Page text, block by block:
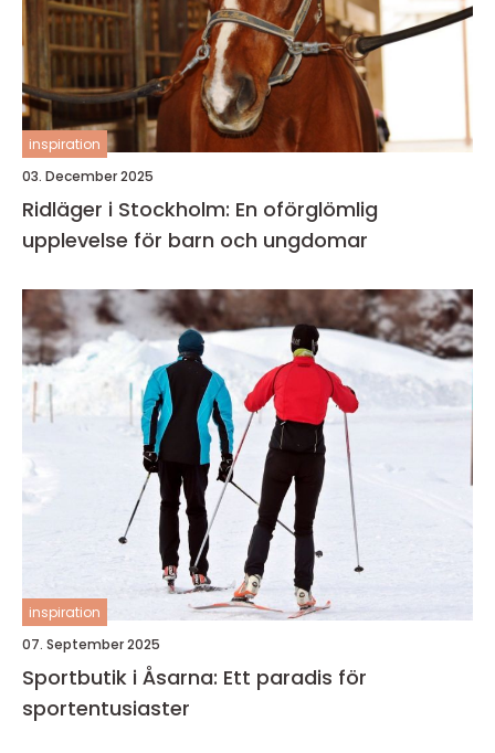
inspiration
03. December 2025
Ridläger i Stockholm: En oförglömlig
upplevelse för barn och ungdomar
inspiration
07. September 2025
Sportbutik i Åsarna: Ett paradis för
sportentusiaster